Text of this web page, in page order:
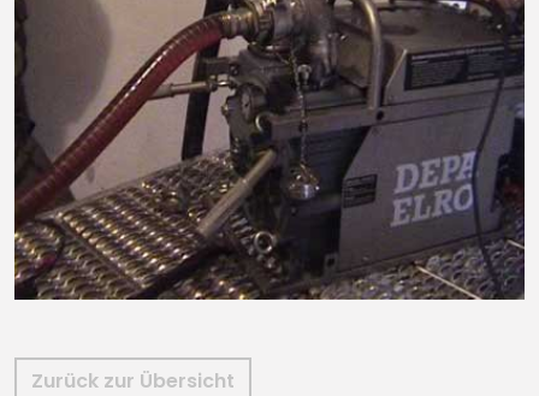
Zurück zur Übersicht